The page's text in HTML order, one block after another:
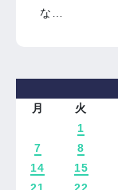
な…
月
火
1
7
8
14
15
21
22